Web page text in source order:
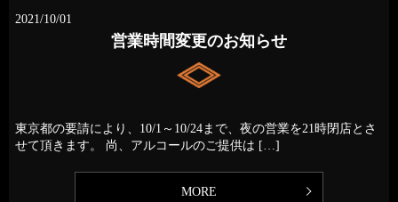
2021/10/01
営業時間変更のお知らせ
東京都の要請により、10/1～10/24まで、夜の営業を21時閉店とさ
せて頂きます。 尚、アルコールのご提供は […]
MORE